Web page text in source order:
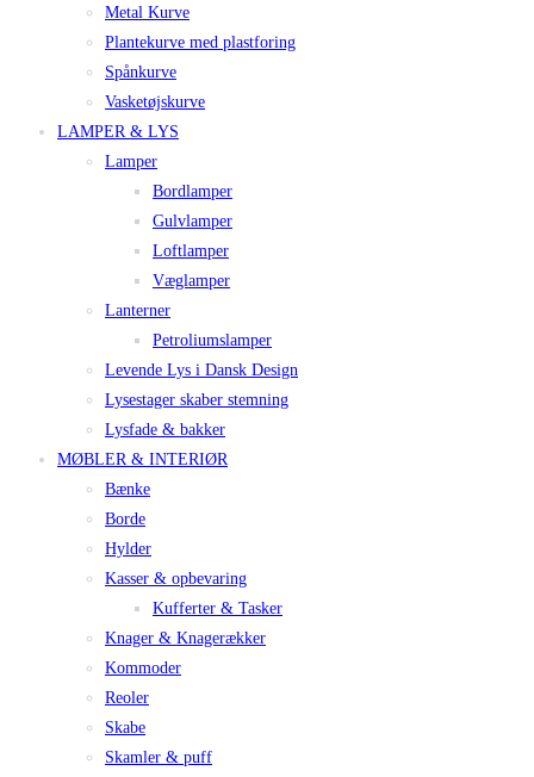
Metal Kurve
Plantekurve med plastforing
Spånkurve
Vasketøjskurve
LAMPER & LYS
Lamper
Bordlamper
Gulvlamper
Loftlamper
Væglamper
Lanterner
Petroliumslamper
Levende Lys i Dansk Design
Lysestager skaber stemning
Lysfade & bakker
MØBLER & INTERIØR
Bænke
Borde
Hylder
Kasser & opbevaring
Kufferter & Tasker
Knager & Knagerækker
Kommoder
Reoler
Skabe
Skamler & puff